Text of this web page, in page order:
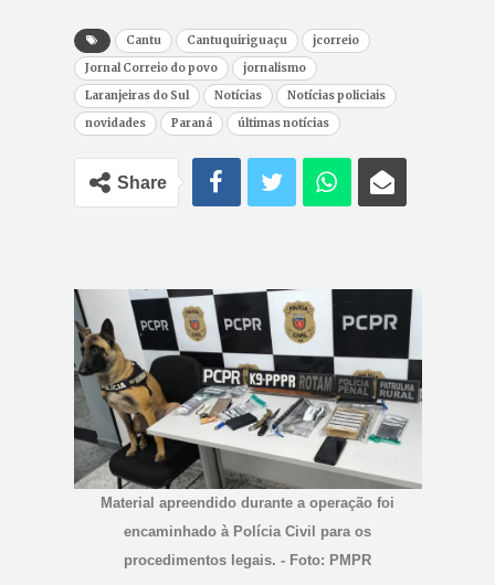
Cantu Cantuquiriguaçu
jcorreio
Jornal Correio do povo
jornalismo
Laranjeiras do Sul
Notícias
Notícias policiais
novidades
Paraná últimas notícias
Share
Material apreendido durante a operação foi
encaminhado à Polícia Civil para os
procedimentos legais. - Foto: PMPR